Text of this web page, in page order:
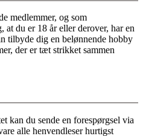
medlemmer, og som
du er 18 år eller derover, har en
tilbyde dig en belønnende hobby
der er tæt strikket sammen
kan du sende en forespørgsel via
alle henvendleser hurtigst